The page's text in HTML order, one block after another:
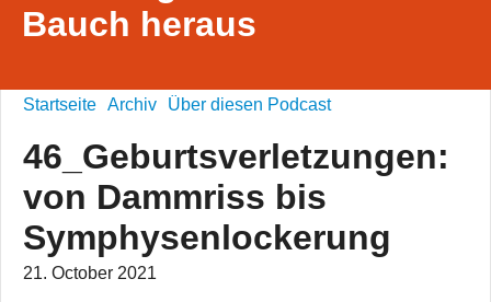
Bauch heraus
Startseite Archiv Über diesen Podcast
46_Geburtsverletzungen:
von Dammriss bis
Symphysenlockerung
21. October 2021